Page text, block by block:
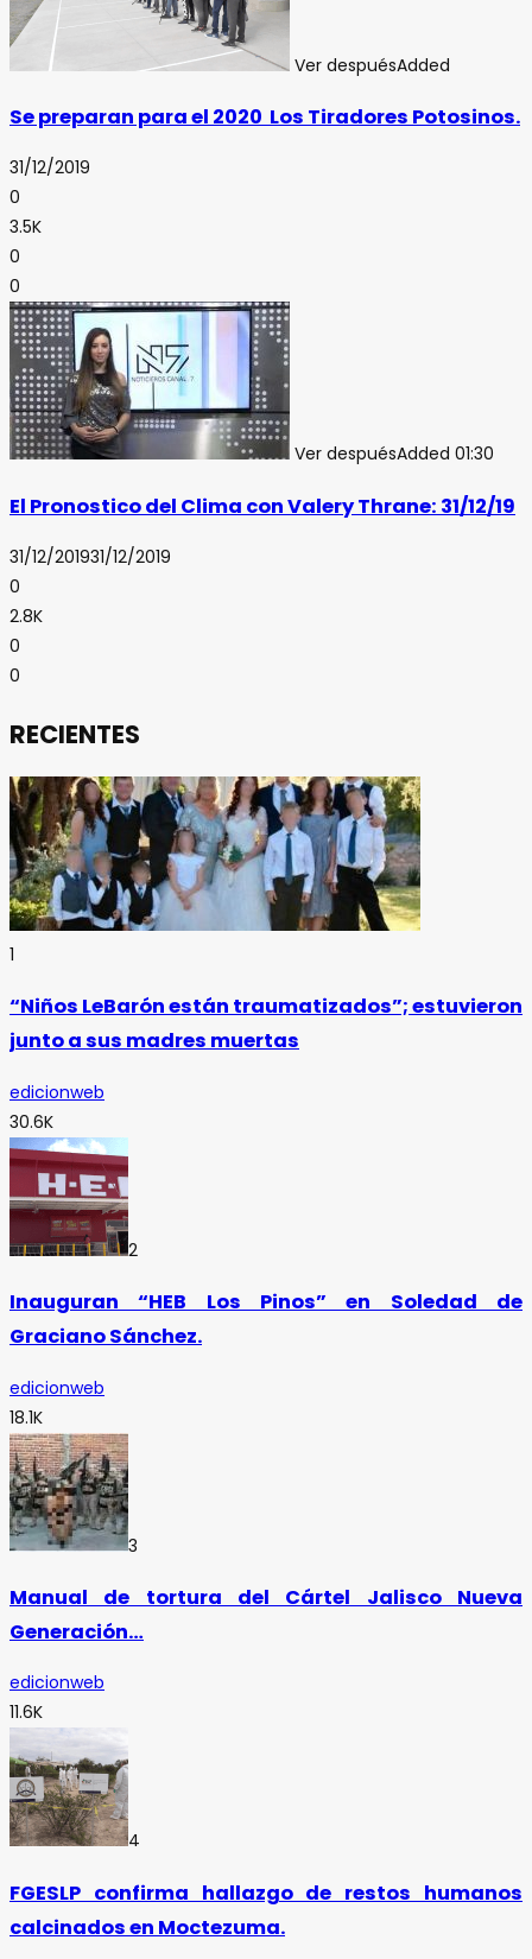
Ver despuésAdded
Se preparan para el 2020 Los Tiradores Potosinos.
31/12/2019
0
3.5K
0
0
Ver despuésAdded 01:30
El Pronostico del Clima con Valery Thrane: 31/12/19
31/12/201931/12/2019
0
2.8K
0
0
RECIENTES
1
“Niños LeBarón están traumatizados”; estuvieron
junto a sus madres muertas
edicionweb
30.6K
2
Inauguran “HEB Los Pinos” en Soledad de
Graciano Sánchez.
edicionweb
18.1K
3
Manual de tortura del Cártel Jalisco Nueva
Generación…
edicionweb
11.6K
4
FGESLP confirma hallazgo de restos humanos
calcinados en Moctezuma.